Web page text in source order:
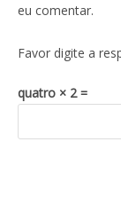
eu comentar.
Favor digite a
quatro × 2 =